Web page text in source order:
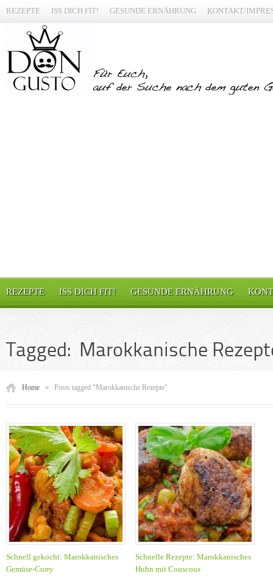
REZEPTE ISS DICH FIT! GESUNDE ERNÄHRUNG KONTAKT/
REZEPTE ISS DICH FIT! GESUNDE ERNÄHRUNG
Tagged: Marokkanische
Home » Posts tagged "Marokkanische Rezepte"
Schnell gekocht: Marokkanisches
Gemüse-Curry
Schnelle Rezepte: Marokkanisches
Huhn mit Couscous